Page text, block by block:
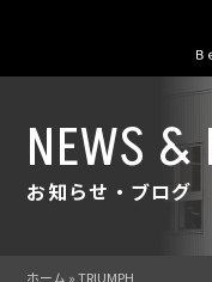
NEWS &
お知らせ・ブログ
ホーム »TRIUMPH